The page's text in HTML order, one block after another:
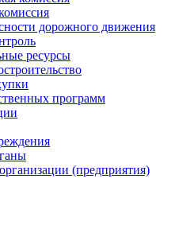
дорожного движения
ресурсы
программ
(предприятия)